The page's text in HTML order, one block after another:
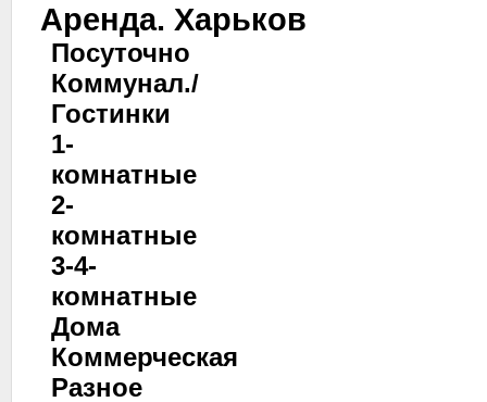
Аренда. Харьков
Посуточно
Коммунал./
Гостинки
1-
комнатные
2-
комнатные
3-4-
комнатные
Дома
Коммерческая
Разное